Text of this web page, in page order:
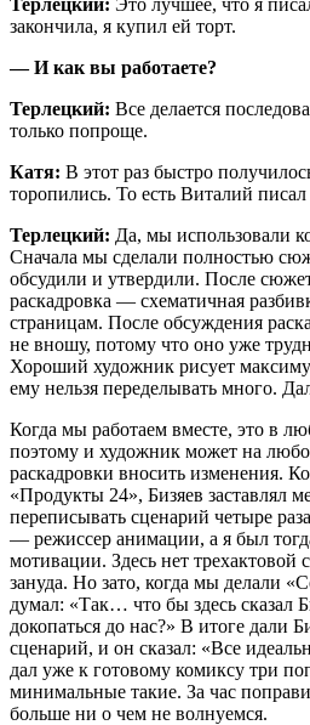
закончила, я купил ей торт.
— И как вы работаете?
Терлецкий: Все делается
только попроще.
Катя: В этот раз быстро
торопились. То есть Виталий писал
Терлецкий: Да, мы использовали
Сначала мы сделали полностью
обсудили и утвердили. После
раскадровка — схематичная
страницам. После обсуждения
не вношу, потому что оно уже
Хороший художник рисует
ему нельзя переделывать много.
Когда мы работаем вместе, это в
поэтому и художник может на
раскадровки вносить изменения.
«Продукты 24», Бизяев заставлял
переписывать сценарий четыре
— режиссер анимации, а я был
мотивации. Здесь нет
зануда. Но зато, когда мы делали
думал: «Так… что бы здесь сказал
докопаться до нас?» В итоге дали
сценарий, и он сказал: «Все
дал уже к готовому комиксу три
минимальные такие. За час
больше ни о чем не волнуемся.